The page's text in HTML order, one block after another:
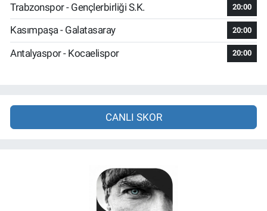
Trabzonspor - Gençlerbirliği S.K. 20:00
Kasımpaşa - Galatasaray 20:00
Antalyaspor - Kocaelispor 20:00
CANLI SKOR